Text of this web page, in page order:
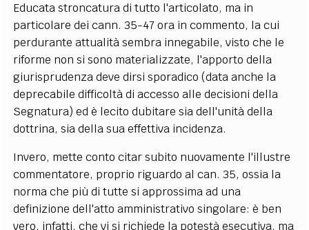
Educata stroncatura di tutto l'articolato, ma in
particolare dei cann. 35-47 ora in commento, la cui
perdurante attualità sembra innegabile, visto che le
riforme non si sono materializzate, l'apporto della
giurisprudenza deve dirsi sporadico (data anche la
deprecabile difficoltà di accesso alle decisioni della
Segnatura) ed è lecito dubitare sia dell'unità della
dottrina, sia della sua effettiva incidenza.
Invero, mette conto citar subito nuovamente l'illustre
commentatore, proprio riguardo al can. 35, ossia la
norma che più di tutte si approssima ad una
definizione dell'atto amministrativo singolare: è ben
vero, infatti, che vi si richiede la potestà esecutiva, ma